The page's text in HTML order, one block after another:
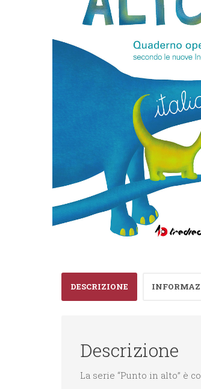
DESCRIZIONE
Descrizione
La serie “Punto in alto” è